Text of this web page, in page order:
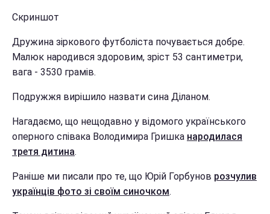
Скриншот
Дружина зіркового футболіста почувається добре.
Малюк народився здоровим, зріст 53 сантиметри,
вага - 3530 грамів.
Подружжя вирішило назвати сина Діланом.
Нагадаємо, що нещодавно у відомого українського
оперного співака Володимира Гришка народилася
третя дитина.
Раніше ми писали про те, що Юрій Горбунов розчулив
українців фото зі своїм синочком.